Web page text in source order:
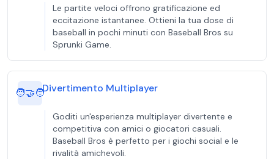
Le partite veloci offrono gratificazione ed
eccitazione istantanee. Ottieni la tua dose di
baseball in pochi minuti con Baseball Bros su
Sprunki Game.
🧑‍🤝‍🧑Divertimento Multiplayer
Goditi un'esperienza multiplayer divertente e
competitiva con amici o giocatori casuali.
Baseball Bros è perfetto per i giochi social e le
rivalità amichevoli.